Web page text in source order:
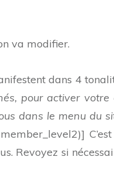
va modifier.
dans 4
pour activer votre
dans le menu du
Revoyez si